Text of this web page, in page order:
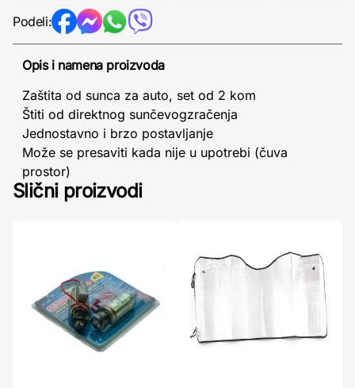
Podeli:
Opis i namena proizvoda
Zaštita od sunca za auto, set od 2 kom
Štiti od direktnog sunčevogzračenja
Jednostavno i brzo postavljanje
Može se presaviti kada nije u upotrebi (čuva
prostor)
Slični proizvodi